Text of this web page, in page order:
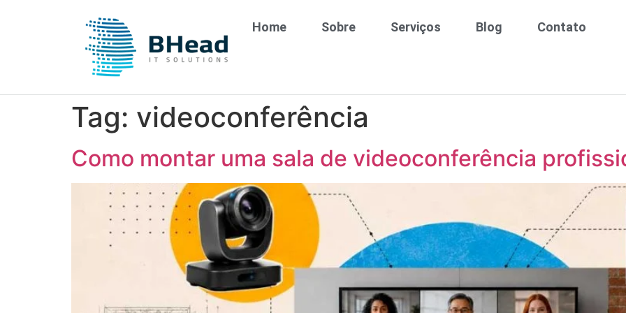
Home Sobre Serviços Blog Contato
Tag: videoconferência
Como montar uma sala de videoconferência